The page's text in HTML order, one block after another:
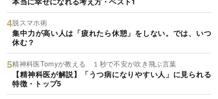
脱スマホ術
集中力が高い人は「疲れたら休憩」をしない。では、いつ
休む？
精神科医Tomyが教える １秒で不安が吹き飛ぶ言葉
【精神科医が解説】「うつ病になりやすい人」に見られる
特徴・トップ5